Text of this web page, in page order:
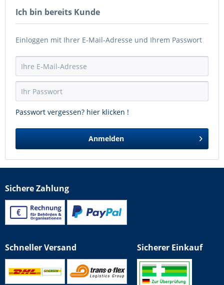
Ich bin bereits Kunde
Einloggen mit Ihrer E-Mail-Adresse und Ihrem Passwort
Passwort vergessen? hier klicken !
Anmelden
Sichere Zahlung
Schneller Versand Sicherer Einkauf